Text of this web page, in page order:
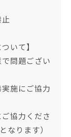
いて】
問題ござい
施にご協力
協力くださ
なります）